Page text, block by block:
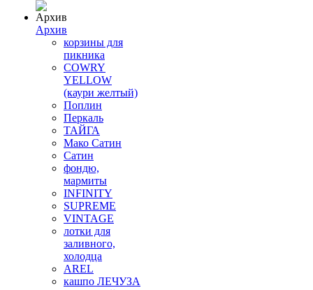
Архив
корзины для
пикника
COWRY
YELLOW
(каури желтый)
Поплин
Перкаль
ТАЙГА
Мако Сатин
Сатин
фондю,
мармиты
INFINITY
SUPREME
VINTAGE
лотки для
заливного,
холодца
AREL
кашпо ЛЕЧУЗА